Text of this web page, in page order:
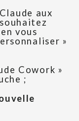
aux
vous
»
Cowork »
;